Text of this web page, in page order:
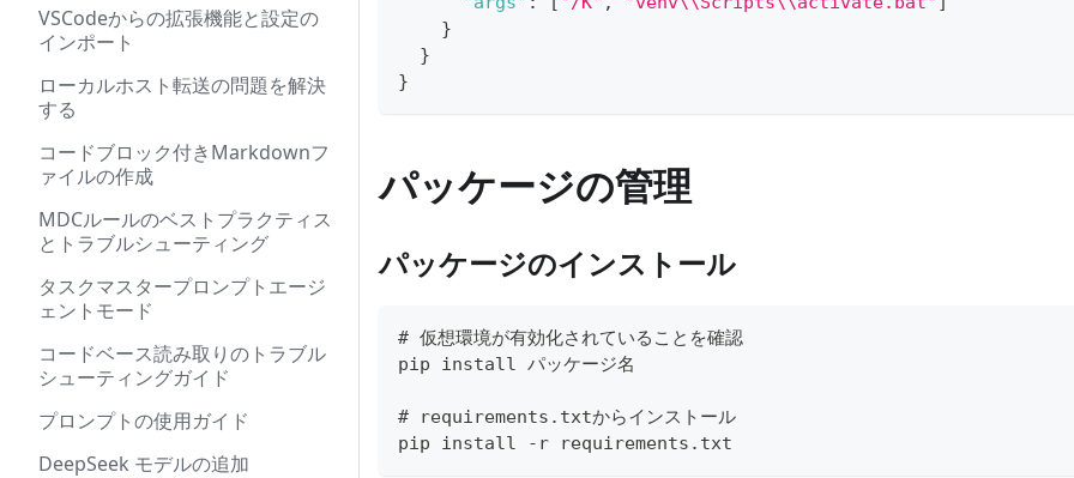
VSCodeからの拡張機能と設定の
インポート
ローカルホスト転送の問題を解決
する
コードブロック付きMarkdownフ
ァイルの作成
MDCルールのベストプラクティス
とトラブルシューティング
タスクマスタープロンプトエージ
ェントモード
コードベース読み取りのトラブル
シューティングガイド
プロンプトの使用ガイド
DeepSeek モデルの追加
}
}
}
パッケージの管理
パッケージのインストール
# 仮想環境が有効化されていることを確認
pip install パッケージ名
# requirements.txtからインストール
pip install -r requirements.txt